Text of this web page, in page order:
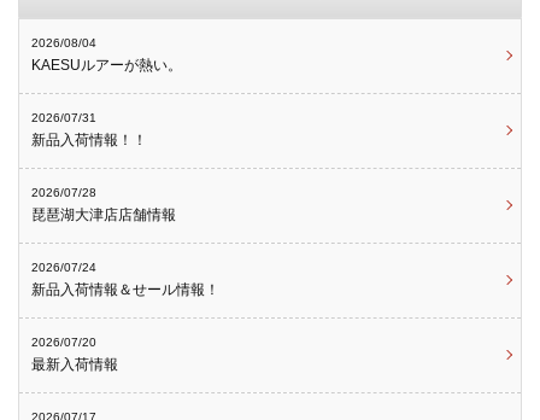
2026/08/04
KAESUルアーが熱い。
2026/07/31
新品入荷情報！！
2026/07/28
琵琶湖大津店店舗情報
2026/07/24
新品入荷情報＆せール情報！
2026/07/20
最新入荷情報
2026/07/17